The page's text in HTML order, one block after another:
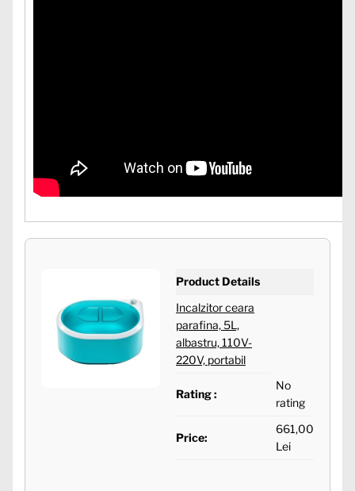
Product Details
Incalzitor ceara
parafina, 5L,
albastru, 110V-
220V, portabil
Rating :
No
rating
Price:
661,00
Lei